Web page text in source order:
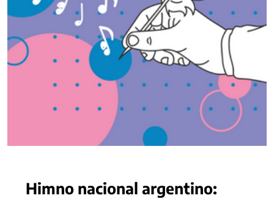
Himno nacional argentino: